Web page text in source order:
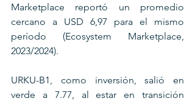
Marketplace reportó un promedio
cercano a USD 6,97 para el mismo
período (Ecosystem Marketplace,
2023/2024).
URKU-B1, como inversión, salió en
verde a 7.77, al estar en transición